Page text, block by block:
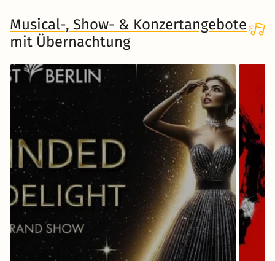
Musical-, Show- & Konzertangebote
mit Übernachtung